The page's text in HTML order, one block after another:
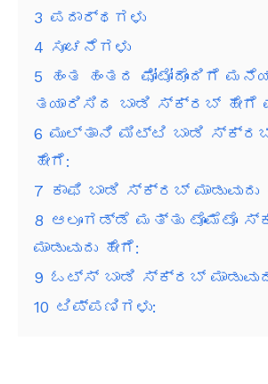
3 ಪದಾರ್ಥಗಳು
4 ಸೂಚನೆಗಳು
5
ಹಂತ ಹಂತದ ಫೋಟೋದೊಂದಿಗೆ
ತಯಾರಿಸಿದ ಬಾಡಿ ಸ್ಕ್ರಬ್ ಹೇಗೆ
6 ಮುಲ್ತಾನಿ ಮಿಟ್ಟಿ ಬಾಡಿ ಸ್ಕ್ರಬ್
ಹೇಗೆ:
7 ಕಾಫಿ ಬಾಡಿ ಸ್ಕ್ರಬ್ ಮಾಡುವುದು
8 ಆಲೂಗಡ್ಡೆ ಮತ್ತು ಟೊಮೆಟೊ
ಮಾಡುವುದು ಹೇಗೆ:
9 ಓಟ್ಸ್ ಬಾಡಿ ಸ್ಕ್ರಬ್
10 ಟಿಪ್ಪಣಿಗಳು: